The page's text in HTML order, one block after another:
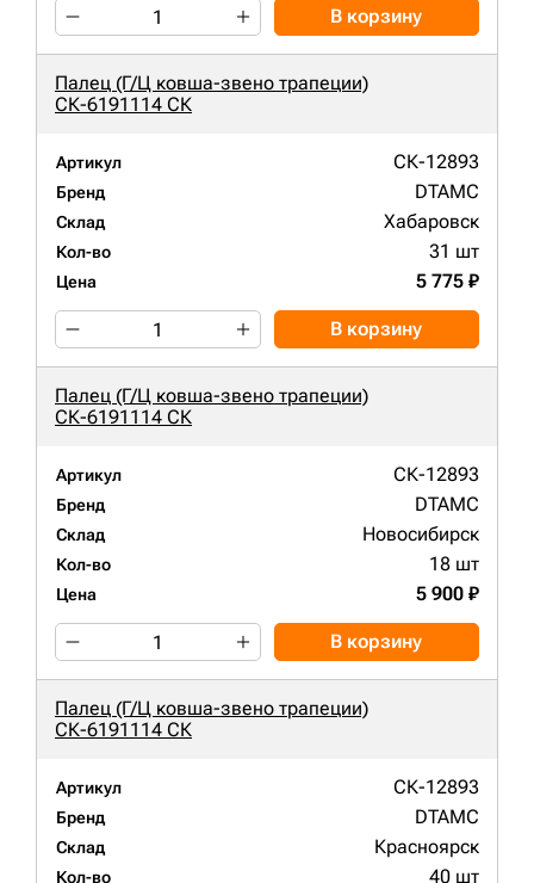
В корзину
Палец (Г/Ц ковша-звено трапеции)
СК-6191114 СК
Артикул СК-12893
Бренд DTAMC
Склад Хабаровск
Кол-во 31 шт
Цена 5 775 ₽
В корзину
Палец (Г/Ц ковша-звено трапеции)
СК-6191114 СК
Артикул СК-12893
Бренд DTAMC
Склад Новосибирск
Кол-во 18 шт
Цена 5 900 ₽
В корзину
Палец (Г/Ц ковша-звено трапеции)
СК-6191114 СК
Артикул СК-12893
Бренд DTAMC
Склад Красноярск
Кол-во 40 шт